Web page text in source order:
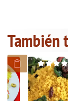
También